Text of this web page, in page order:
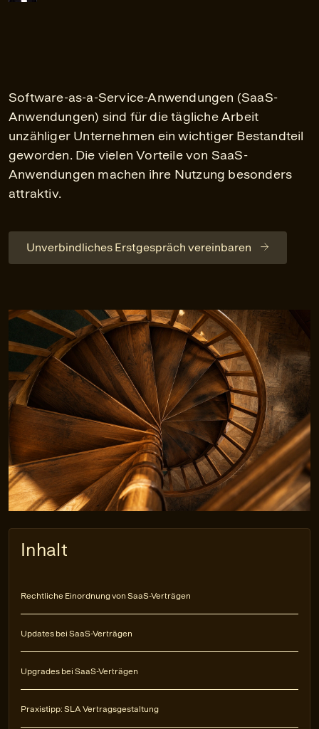
Software-as-a-Service-Anwendungen (SaaS-
Anwendungen) sind für die tägliche Arbeit
unzähliger Unternehmen ein wichtiger Bestandteil
geworden. Die vielen Vorteile von SaaS-
Anwendungen machen ihre Nutzung besonders
attraktiv.
Unverbindliches Erstgespräch vereinbaren
Inhalt
Rechtliche Einordnung von SaaS-Verträgen
Updates bei SaaS-Verträgen
Upgrades bei SaaS-Verträgen
Praxistipp: SLA Vertragsgestaltung